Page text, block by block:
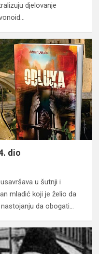
djelovanje
dio
u šutnji i
mladić koji je želio da
da obogati…